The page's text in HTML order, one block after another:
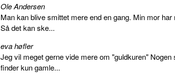
Ole Andersen
Man kan blive smittet mere end en gang. Min mor
Så det kan ske...
eva høfler
Jeg vil meget gerne vide mere om "guldkuren"
finder kun gamle...